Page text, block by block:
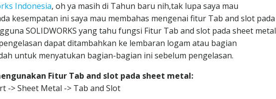
Indonesia, oh ya masih di Tahun baru nih,tak lupa saya mau
kesempatan ini saya mau membahas mengenai fitur Tab and slot pada
SOLIDWORKS yang tahu fungsi Fitur Tab and slot pada sheet metal
dapat ditambahkan ke lembaran logam atau bagian
untuk menyatukan bagian-bagian ini sebelum pengelasan.
Fitur Tab and slot pada sheet metal:
-> Sheet Metal -> Tab and Slot